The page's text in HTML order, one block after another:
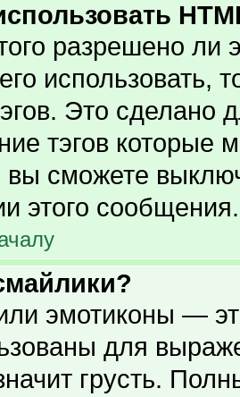
разрешено ли
использовать,
Это сделано
тэгов которые
вы сможете
этого сообщения.
эмотиконы —
для
грусть.